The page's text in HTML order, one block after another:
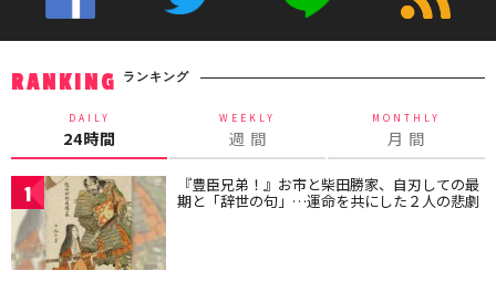
RANKING ランキング
DAILY
24時間
WEEKLY
週 間
MONTHLY
月 間
1 『豊臣兄弟！』お市と柴田勝家、自刃しての最
期と「辞世の句」…運命を共にした２人の悲劇